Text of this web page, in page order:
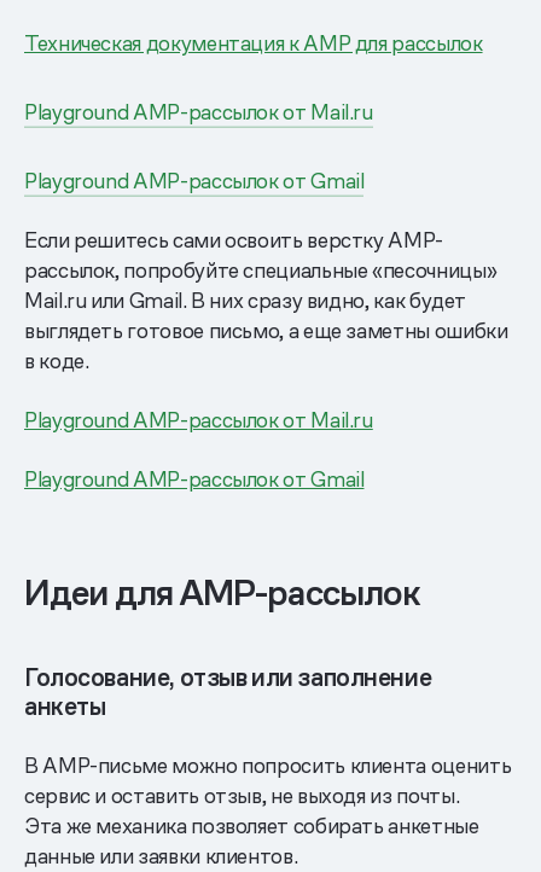
Техническая документация к AMP для рассылок
Playground AMP-рассылок от Mail.ru
Playground AMP-рассылок от Gmail
Если решитесь сами освоить верстку AMP-
рассылок, попробуйте специальные «песочницы»
Mail.ru или Gmail. В них сразу видно, как будет
выглядеть готовое письмо, а еще заметны ошибки
в коде.
Playground AMP-рассылок от Mail.ru
Playground AMP-рассылок от Gmail
Идеи для AMP-рассылок
Голосование, отзыв или заполнение
анкеты
В AMP-письме можно попросить клиента оценить
сервис и оставить отзыв, не выходя из почты.
Эта же механика позволяет собирать анкетные
данные или заявки клиентов.